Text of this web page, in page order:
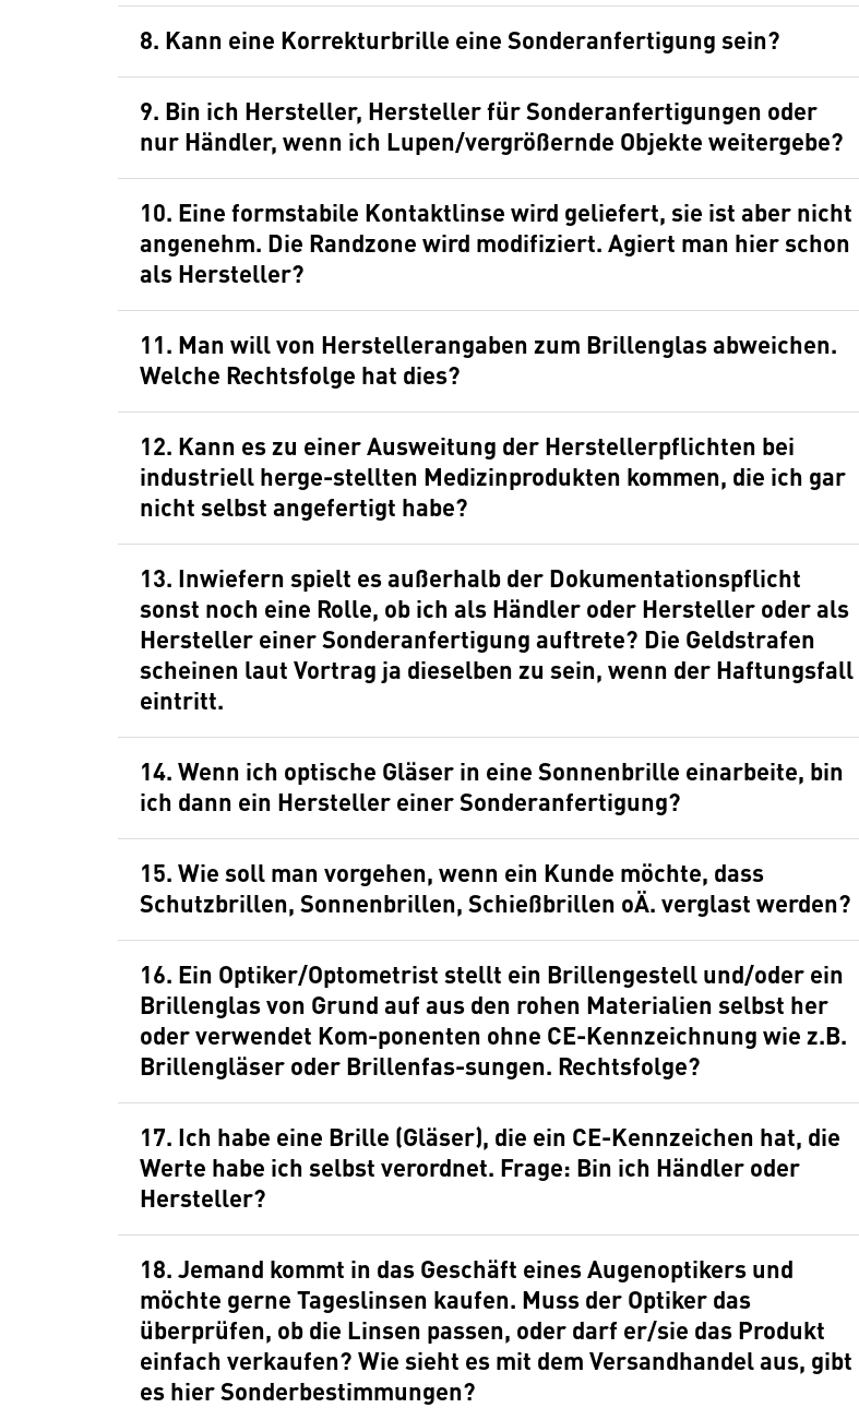
8. Kann eine Korrekturbrille eine Sonderanfertigung sein?
9. Bin ich Hersteller, Hersteller für Sonderanfertigungen oder
nur Händler, wenn ich Lupen/vergrößernde Objekte weitergebe?
10. Eine formstabile Kontaktlinse wird geliefert, sie ist aber nicht
angenehm. Die Randzone wird modifiziert. Agiert man hier schon
als Hersteller?
11. Man will von Herstellerangaben zum Brillenglas abweichen.
Welche Rechtsfolge hat dies?
12. Kann es zu einer Ausweitung der Herstellerpflichten bei
industriell herge-stellten Medizinprodukten kommen, die ich gar
nicht selbst angefertigt habe?
13. Inwiefern spielt es außerhalb der Dokumentationspflicht
sonst noch eine Rolle, ob ich als Händler oder Hersteller oder als
Hersteller einer Sonderanfertigung auftrete? Die Geldstrafen
scheinen laut Vortrag ja dieselben zu sein, wenn der Haftungsfall
eintritt.
14. Wenn ich optische Gläser in eine Sonnenbrille einarbeite, bin
ich dann ein Hersteller einer Sonderanfertigung?
15. Wie soll man vorgehen, wenn ein Kunde möchte, dass
Schutzbrillen, Sonnenbrillen, Schießbrillen oÄ. verglast werden?
16. Ein Optiker/Optometrist stellt ein Brillengestell und/oder ein
Brillenglas von Grund auf aus den rohen Materialien selbst her
oder verwendet Kom-ponenten ohne CE-Kennzeichnung wie z.B.
Brillengläser oder Brillenfas-sungen. Rechtsfolge?
17. Ich habe eine Brille (Gläser), die ein CE-Kennzeichen hat, die
Werte habe ich selbst verordnet. Frage: Bin ich Händler oder
Hersteller?
18. Jemand kommt in das Geschäft eines Augenoptikers und
möchte gerne Tageslinsen kaufen. Muss der Optiker das
überprüfen, ob die Linsen passen, oder darf er/sie das Produkt
einfach verkaufen? Wie sieht es mit dem Versandhandel aus, gibt
es hier Sonderbestimmungen?